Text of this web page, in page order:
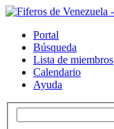
Portal
Búsqueda
Lista de miembros
Calendario
Ayuda